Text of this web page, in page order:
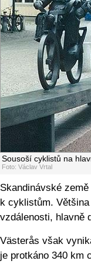
Sousoší cyklistů na
Foto: Václav Vrtal
Skandinávské
k cyklistům.
vzdálenosti, hlavně
Västerås však
je protkáno 340 km